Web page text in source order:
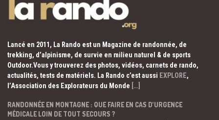
Lancé en 2011, La Rando est un Magazine de randonnée, de
trekking, d’alpinisme, de survie en milieu naturel & de sports
Outdoor.Vous y trouverez des photos, vidéos, carnets de rando,
actualités, tests de matériels. La Rando c’est aussi EXPLORE,
l’Association des Explorateurs du Monde […]
RANDONNÉE EN MONTAGNE : QUE FAIRE EN CAS D’URGENCE
MÉDICALE LOIN DE TOUT SECOURS ?